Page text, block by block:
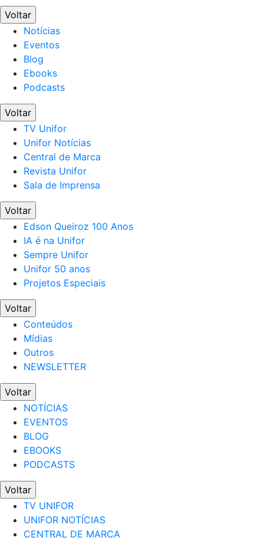
Voltar
Notícias
Eventos
Blog
Ebooks
Podcasts
Voltar
TV Unifor
Unifor Notícias
Central de Marca
Revista Unifor
Sala de Imprensa
Voltar
Edson Queiroz 100 Anos
IA é na Unifor
Sempre Unifor
Unifor 50 anos
Projetos Especiais
Voltar
Conteúdos
Mídias
Outros
NEWSLETTER
Voltar
NOTÍCIAS
EVENTOS
BLOG
EBOOKS
PODCASTS
Voltar
TV UNIFOR
UNIFOR NOTÍCIAS
CENTRAL DE MARCA